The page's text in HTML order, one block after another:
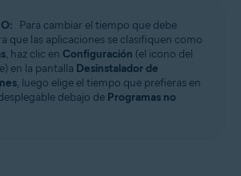
Para cambiar el tiempo que debe
que las aplicaciones se clasifiquen como
, haz clic en Configuración (el icono del
en la pantalla Desinstalador de
, luego elige el tiempo que prefieras en
debajo de Programas no